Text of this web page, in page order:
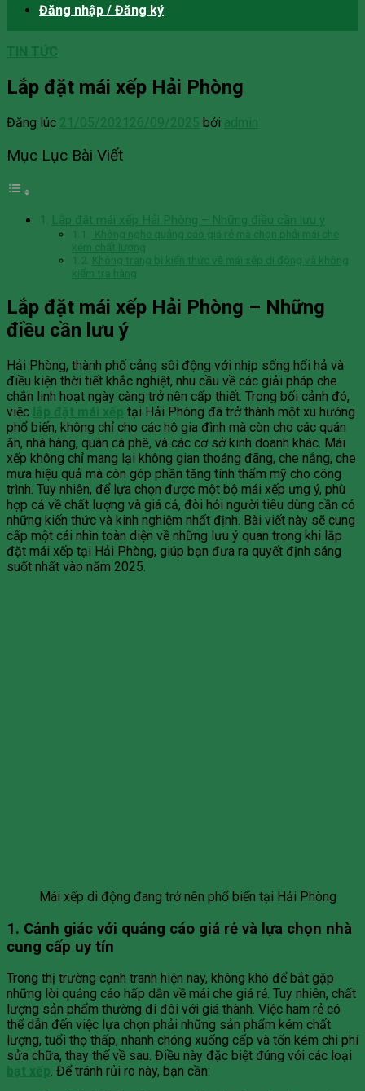
Đăng nhập / Đăng ký
TIN TỨC
Lắp đặt mái xếp Hải Phòng
Đăng lúc 21/05/2021 26/09/2025 bởi admin
Mục Lục Bài Viết
Lắp đặt mái xếp Hải Phòng – Những điều cần lưu ý
Không nghe quảng cáo giá rẻ mà chọn phải mái che
kém chất lượng
Không trang bị kiến thức về mái xếp di động và không
kiểm tra hàng
Lắp đặt mái xếp Hải Phòng – Những
điều cần lưu ý
Hải Phòng, thành phố cảng sôi động với nhịp sống hối hả và
điều kiện thời tiết khắc nghiệt, nhu cầu về các giải pháp che
chắn linh hoạt ngày càng trở nên cấp thiết. Trong bối cảnh đó,
việc lắp đặt mái xếp tại Hải Phòng đã trở thành một xu hướng
phổ biến, không chỉ cho các hộ gia đình mà còn cho các quán
ăn, nhà hàng, quán cà phê, và các cơ sở kinh doanh khác. Mái
xếp không chỉ mang lại không gian thoáng đãng, che nắng, che
mưa hiệu quả mà còn góp phần tăng tính thẩm mỹ cho công
trình. Tuy nhiên, để lựa chọn được một bộ mái xếp ưng ý, phù
hợp cả về chất lượng và giá cả, đòi hỏi người tiêu dùng cần có
những kiến thức và kinh nghiệm nhất định. Bài viết này sẽ cung
cấp một cái nhìn toàn diện về những lưu ý quan trọng khi lắp
đặt mái xếp tại Hải Phòng, giúp bạn đưa ra quyết định sáng
suốt nhất vào năm 2025.
Mái xếp di động đang trở nên phổ biến tại Hải Phòng
1. Cảnh giác với quảng cáo giá rẻ và lựa chọn nhà
cung cấp uy tín
Trong thị trường cạnh tranh hiện nay, không khó để bắt gặp
những lời quảng cáo hấp dẫn về mái che giá rẻ. Tuy nhiên, chất
lượng sản phẩm thường đi đôi với giá thành. Việc ham rẻ có
thể dẫn đến việc lựa chọn phải những sản phẩm kém chất
lượng, tuổi thọ thấp, nhanh chóng xuống cấp và tốn kém chi phí
sửa chữa, thay thế về sau. Điều này đặc biệt đúng với các loại
bạt xếp. Để tránh rủi ro này, bạn cần: